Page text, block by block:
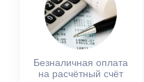
Безналичная оплата
на расчётный счёт